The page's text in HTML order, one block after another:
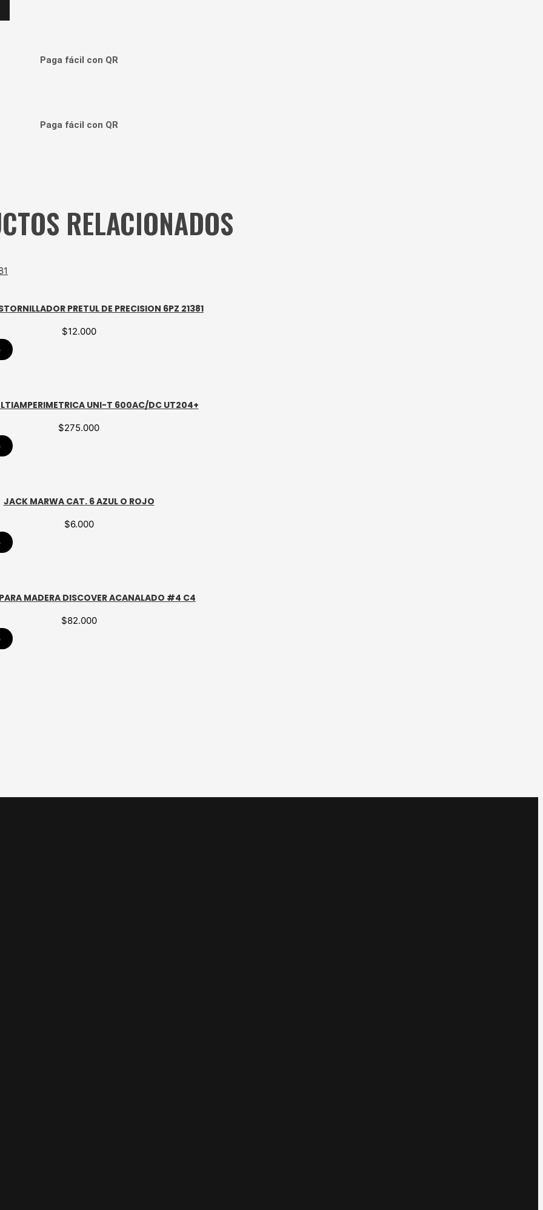
Paga fácil con QR
Paga fácil con QR
RELACIONADOS
PRETUL DE PRECISION 6PZ 21381
$12.000
UNI-T 600AC/DC UT204+
$275.000
JACK MARWA CAT. 6 AZUL O ROJO
$6.000
MADERA DISCOVER ACANALADO #4 C4
$82.000